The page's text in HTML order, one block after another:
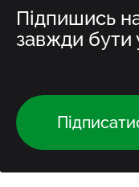
Підпишись
завжди бути